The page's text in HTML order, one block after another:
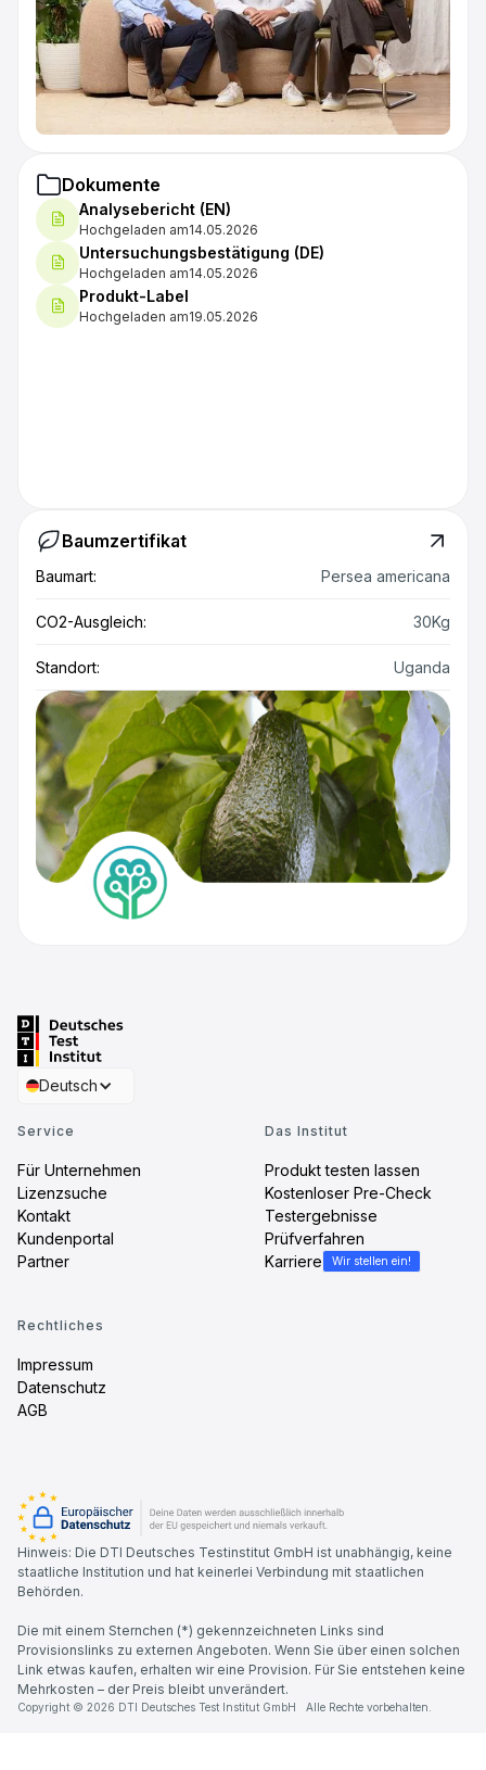
Dokumente
Analysebericht (EN)
Hochgeladen am14.05.2026
Untersuchungsbestätigung (DE)
Hochgeladen am14.05.2026
Produkt-Label
Hochgeladen am19.05.2026
Baumzertifikat
Baumart: Persea americana
CO2-Ausgleich: 30Kg
Standort: Uganda
Deutsch
Service
Für Unternehmen
Lizenzsuche
Kontakt
Kundenportal
Partner
Das Institut
Produkt testen lassen
Kostenloser Pre-Check
Testergebnisse
Prüfverfahren
Karriere
Wir stellen ein!
Rechtliches
Impressum
Datenschutz
AGB
Hinweis: Die DTI Deutsches Testinstitut GmbH ist unabhängig, keine
staatliche Institution und hat keinerlei Verbindung mit staatlichen
Behörden.
Die mit einem Sternchen (*) gekennzeichneten Links sind
Provisionslinks zu externen Angeboten. Wenn Sie über einen solchen
Link etwas kaufen, erhalten wir eine Provision. Für Sie entstehen keine
Mehrkosten – der Preis bleibt unverändert.
Copyright © 2026 DTI Deutsches Test Institut GmbH Alle Rechte vorbehalten.